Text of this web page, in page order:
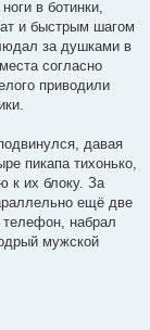
в ботинки,
и быстрым шагом
за душками в
согласно
приводили
давая
пикапа тихонько,
к их блоку. За
ещё две
набрал
мужской